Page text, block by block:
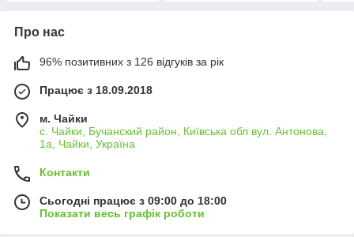
Про нас
96% позитивних з 126 відгуків за рік
Працює з 18.09.2018
м. Чайки
с. Чайки, Бучанский район, Київська обл вул. Антонова,
1а, Чайки, Україна
Контакти
Сьогодні працює з 09:00 до 18:00
Показати весь графік роботи